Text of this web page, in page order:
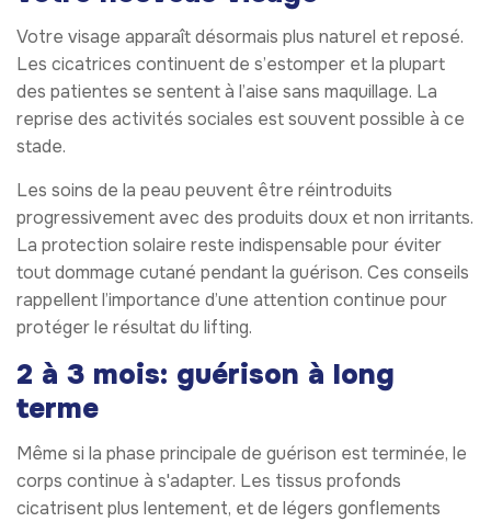
Votre visage apparaît désormais plus naturel et reposé.
Les cicatrices continuent de s’estomper et la plupart
des patientes se sentent à l’aise sans maquillage. La
reprise des activités sociales est souvent possible à ce
stade.
Les soins de la peau peuvent être réintroduits
progressivement avec des produits doux et non irritants.
La protection solaire reste indispensable pour éviter
tout dommage cutané pendant la guérison. Ces conseils
rappellent l’importance d’une attention continue pour
protéger le résultat du lifting.
2 à 3 mois: guérison à long
terme
Même si la phase principale de guérison est terminée, le
corps continue à s'adapter. Les tissus profonds
cicatrisent plus lentement, et de légers gonflements